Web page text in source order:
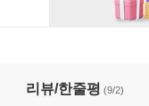
리뷰/한줄평 (9/2)